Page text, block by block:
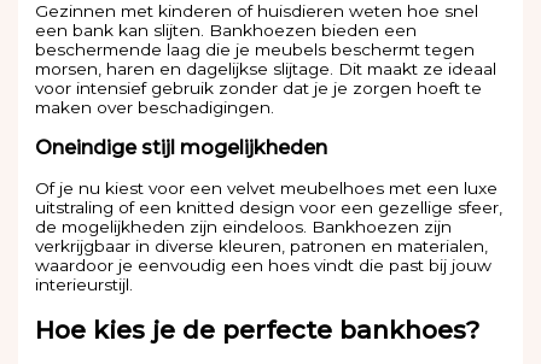
Gezinnen met kinderen of huisdieren weten hoe snel
een bank kan slijten. Bankhoezen bieden een
beschermende laag die je meubels beschermt tegen
morsen, haren en dagelijkse slijtage. Dit maakt ze ideaal
voor intensief gebruik zonder dat je je zorgen hoeft te
maken over beschadigingen.
Oneindige stijl mogelijkheden
Of je nu kiest voor een velvet meubelhoes met een luxe
uitstraling of een knitted design voor een gezellige sfeer,
de mogelijkheden zijn eindeloos. Bankhoezen zijn
verkrijgbaar in diverse kleuren, patronen en materialen,
waardoor je eenvoudig een hoes vindt die past bij jouw
interieurstijl.
Hoe kies je de perfecte bankhoes?